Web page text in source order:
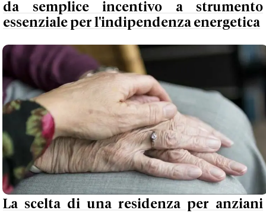
da semplice incentivo a strumento
essenziale per l'indipendenza energetica
La scelta di una residenza per anziani